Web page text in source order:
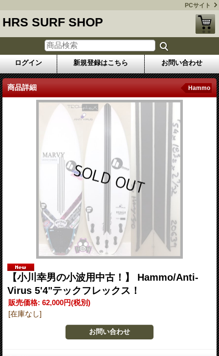
PCサイト
HRS SURF SHOP
ログイン 新規登録はこちら お問い合わせ
商品詳細 Hammo
【小川幸男の小波用中古！】 Hammo/Anti-
Virus 5'4"テックフレックス！
販売価格: 62,000円(税別)
[在庫なし]